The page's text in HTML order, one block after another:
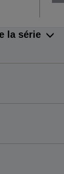
la série